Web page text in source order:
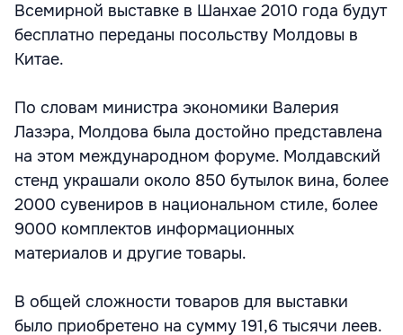
Всемирной выставке в Шанхае 2010 года будут
бесплатно переданы посольству Молдовы в
Китае.
По словам министра экономики Валерия
Лазэра, Молдова была достойно представлена
на этом международном форуме. Молдавский
стенд украшали около 850 бутылок вина, более
2000 сувениров в национальном стиле, более
9000 комплектов информационных
материалов и другие товары.
В общей сложности товаров для выставки
было приобретено на сумму 191,6 тысячи леев.